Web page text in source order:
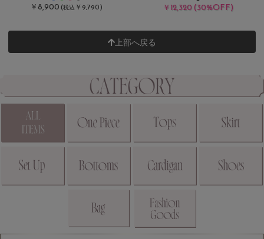
￥8,900 (税込 ￥9,790) ￥12,320(30%OFF)
上部へ戻る